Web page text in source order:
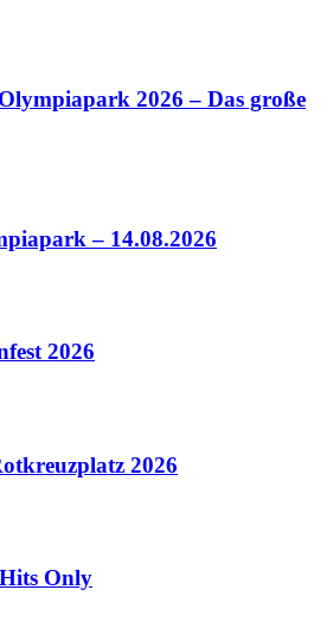
2026 – Das große
– 14.08.2026
2026
2026
Only